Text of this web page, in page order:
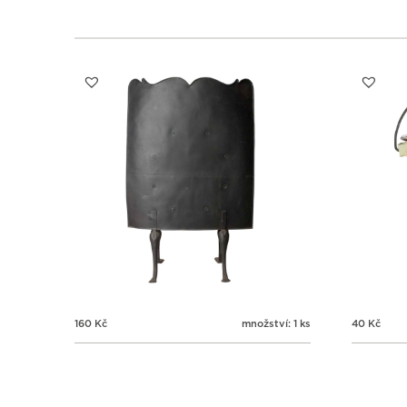
160 Kč množství: 1 ks 40 Kč